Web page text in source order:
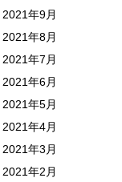
2021年9月
2021年8月
2021年7月
2021年6月
2021年5月
2021年4月
2021年3月
2021年2月